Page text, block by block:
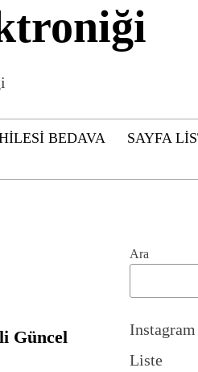
BEDAVA
SAYFA
Güncel
Ara
Liste